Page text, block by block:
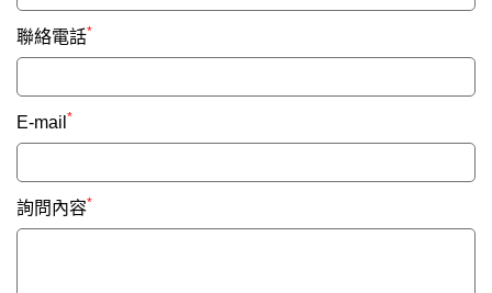
聯絡電話*
E-mail *
詢問內容*